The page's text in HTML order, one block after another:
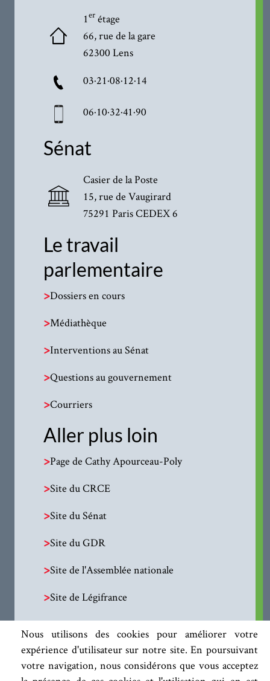
Nous utilisons des cookies pour améliorer votre
expérience d'utilisateur sur notre site. En poursuivant
votre navigation, nous considérons que vous acceptez
1erétage
66, rue de la gare
62300 Lens
03·21·08·12·14
06·10·32·41·90
Sénat
Casier de la Poste
15, rue de Vaugirard
75291 Paris CEDEX 6
Le travail
parlementaire
>Dossiers en cours
>Médiathèque
>Interventions au Sénat
>Questions au gouvernement
>Courriers
Aller plus loin
>Page de Cathy Apourceau-Poly
>Site du CRCE
>Site du Sénat
>Site du GDR
>Site de l'Assemblée nationale
>Site de Légifrance